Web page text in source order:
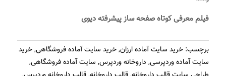
فیلم معرفی کوتاه صفحه ساز پیشرفته دیوی
برچسب: خرید سایت آماده ارزان,خرید سایت آماده فروشگاهی,خرید
سایت آماده وردپرسی, داروخانه وردپرس, سایت آماده فروشگاهی,